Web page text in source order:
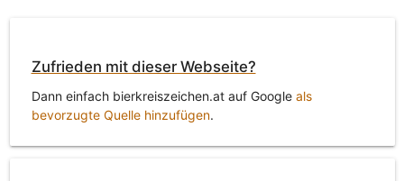
Zufrieden mit dieser Webseite?
Dann einfach bierkreiszeichen.at auf Google als
bevorzugte Quelle hinzufügen.